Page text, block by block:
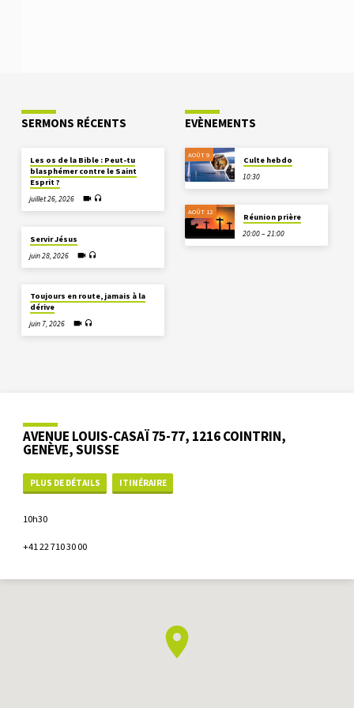
SERMONS RÉCENTS
Les os de la Bible : Peut-tu
blasphémer contre le Saint
Esprit ?
juillet 26, 2026
Servir Jésus
juin 28, 2026
Toujours en route, jamais à la
dérive
juin 7, 2026
EVÈNEMENTS
AOÛT 9
Culte hebdo
10:30
AOÛT 12
Réunion prière
20:00 – 21:00
AVENUE LOUIS-CASAÏ 75-77, 1216 COINTRIN,
GENÈVE, SUISSE
PLUS DE DÉTAILS ITINÉRAIRE
10h30
+41 22 710 30 00